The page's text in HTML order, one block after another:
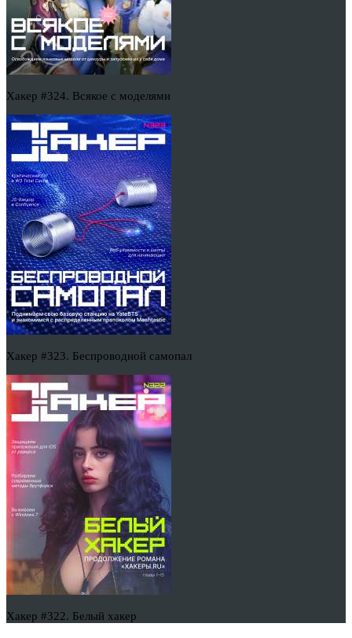
Хакер #324. Всякое с моделями
Хакер #323. Беспроводной самопал
Хакер #322. Белый хакер